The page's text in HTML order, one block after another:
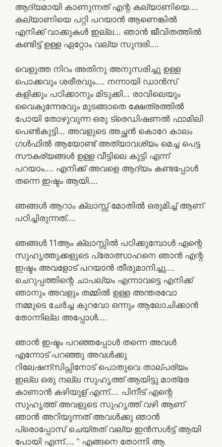
ആദ്യമായി കാണുന്നത് എന്റ കല്യാണിയെ….
കല്യാണിയെ പറ്റി പറയാൻ ആണെങ്കിൽ
എനിക്ക് വാക്കുകൾ ഇല്ല… ഞാൻ ജീവിതത്തിൽ
കണ്ടിട്ട് ഉള്ള ഏറ്റോം വല്യ സുന്ദരി….
വെളുത്ത നിറം അതിനു അനുസരിച്ചു ഉള്ള
പൊക്കവും ശരീരവും…. നന്നായി ഡാൻസ്
കളിക്കും പഠിക്കാനും മിടുക്കി… രാവിലെയും
വൈകുന്നേരവും മുടങ്ങാതെ ക്ഷേത്രത്തിൽ
പോയി തോഴുവുന്ന ഒരു ട്രെഡിഷണൽ ഫാമിലി
പെൺകുട്ടി… അവളുടെ അച്ഛൻ കൊറേ കാലം
ഗൾഫിൽ ആയോണ്ട് അത്യാവശ്യം മെച്ച പെട്ട
സൗകര്യങ്ങൾ ഉള്ള വീട്ടിലെ കുട്ടി എന്ന്
പറയാം…. എനിക്ക് അവളെ ആദ്യം കണ്ടപ്പോൾ
തന്നെ ഇഷ്ടം ആയി….
ഞങ്ങൾ ആറാം ക്ലാസ്സ്‌ മോതിൽ ഒരുമിച്ച് ആണ്
പഠിച്ചിരുന്നത്….
ഞങ്ങൾ 11ആം ക്ലാസ്സിൽ പഠിക്കുമ്പോൾ എന്റെ
സുഹൃത്തുക്കളുടെ പ്രോത്സാഹനെ ഞാൻ എന്റ
ഇഷ്ടം അവളോട്‌ പറയാൻ തീരുമാനിച്ചു….
ചെറുപ്പത്തിന്റെ ചാപല്യം എന്നാവട്ടെ എനിക്ക്
ഞാനും അവളും തമ്മിൽ ഉള്ള അന്തരവോ
നമ്മുടെ ചേർച്ച കുറവോ ഒന്നും ആലോചിക്കാൻ
തോന്നില്ല അപ്പോൾ….
ഞാൻ ഇഷ്ടം പറഞ്ഞപ്പോൾ തന്നെ അവൾ
എന്നോട് പറഞ്ഞു അവൾക്കു
റിലേഷന്സിപ്സിനോട് പൊതുവെ താല്പര്യം
ഇല്ല ഒരു നല്ല സുഹൃത്ത് ആയിട്ടു മാത്രേ
കാണാൻ കഴിയുള് എന്ന്…. പിനീട് എന്റെ
സുഹൃത്ത്‌ അവളുടെ സുഹൃത്ത്‌ വഴി ആണ്
ഞാൻ അറിയുന്നത് അവൾക്കു ഞാൻ
പ്രൊപ്പോസ് ചെയ്തത് വല്യ ഇൻസൾട്ട് ആയി
പോയി എന്ന്…. ” എങ്ങനെ തോന്നി ആ